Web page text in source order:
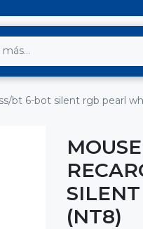
bt 6-bot silent rgb pearl
(NT8)